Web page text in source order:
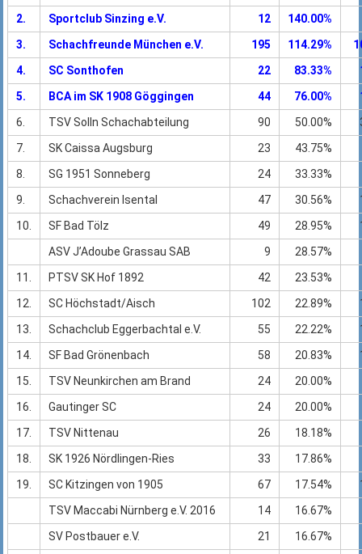
2.
Sportclub Sinzing e.V. 12
140.00%
3.
Schachfreunde München e.V. 195 114.29%
4.
SC Sonthofen 22 83.33%
5.
BCA im SK 1908 Göggingen 44 76.00%
6.
TSV Solln Schachabteilung 90 50.00%
7.
SK Caissa Augsburg 23
43.75%
8.
SG 1951 Sonneberg 24
33.33%
9.
Schachverein Isental 47 30.56%
10.
SF Bad Tölz 49 28.95%
ASV J’Adoube Grassau SAB
9
28.57%
11.
PTSV SK Hof 1892 42
23.53%
12.
SC Höchstadt/Aisch 102 22.89%
13.
Schachclub Eggerbachtal e.V. 55 22.22%
14.
SF Bad Grönenbach 58 20.83%
15.
TSV Neunkirchen am Brand 24
20.00%
16.
Gautinger SC 24
20.00%
17.
TSV Nittenau 26
18.18%
18.
SK 1926 Nördlingen-Ries 33
17.86%
19.
SC Kitzingen von 1905 67 17.54%
TSV Maccabi Nürnberg e.V. 2016
14
16.67%
SV Postbauer e.V.
21
16.67%